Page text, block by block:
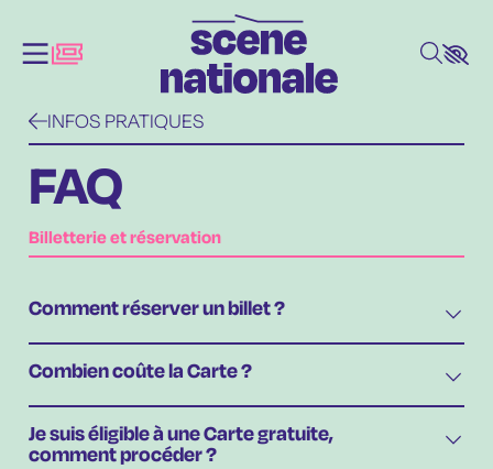
INFOS PRATIQUES
FAQ
Billetterie et réservation
Comment réserver un billet ?
Combien coûte la Carte ?
Je suis éligible à une Carte gratuite,
comment procéder ?